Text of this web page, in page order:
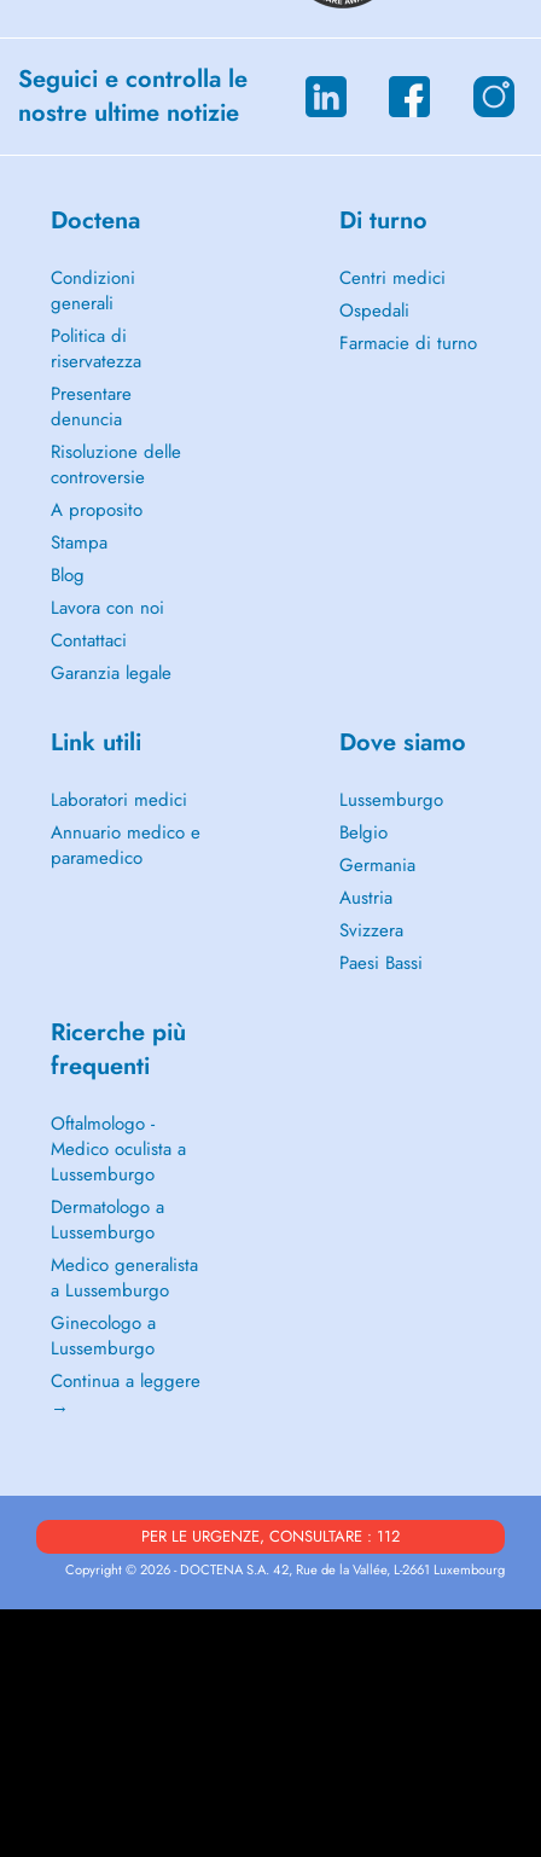
Seguici e controlla le
nostre ultime notizie
Doctena
Condizioni
generali
Politica di
riservatezza
Presentare
denuncia
Risoluzione delle
controversie
A proposito
Stampa
Blog
Lavora con noi
Contattaci
Garanzia legale
Di turno
Centri medici
Ospedali
Farmacie di turno
Link utili
Laboratori medici
Annuario medico e
paramedico
Dove siamo
Lussemburgo
Belgio
Germania
Austria
Svizzera
Paesi Bassi
Ricerche più
frequenti
Oftalmologo -
Medico oculista a
Lussemburgo
Dermatologo a
Lussemburgo
Medico generalista
a Lussemburgo
Ginecologo a
Lussemburgo
Continua a leggere
→
PER LE URGENZE, CONSULTARE : 112
Copyright © 2026 - DOCTENA S.A. 42, Rue de la Vallée, L-2661 Luxembourg